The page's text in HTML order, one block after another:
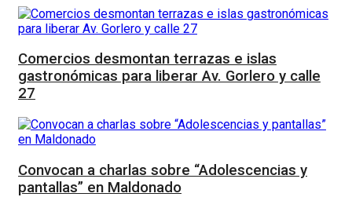
Comercios desmontan terrazas e islas
gastronómicas para liberar Av. Gorlero y calle
27
Convocan a charlas sobre “Adolescencias y
pantallas” en Maldonado